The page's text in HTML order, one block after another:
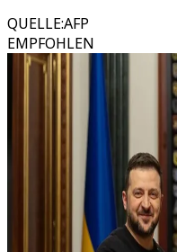
QUELLE:AFP
EMPFOHLEN